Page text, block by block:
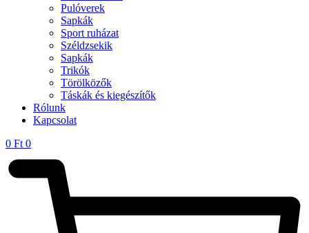
Pulóverek
Sapkák
Sport ruházat
Széldzsekik
Sapkák
Trikók
Törölközők
Táskák és kiegészítők
Rólunk
Kapcsolat
0 Ft 0